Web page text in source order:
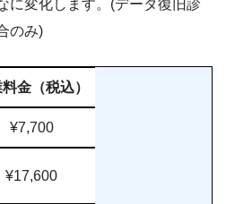
に変化します。(データ復旧診
のみ)
金（税込）
¥7,700
¥17,600